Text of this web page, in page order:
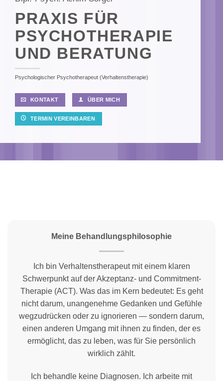
PRAXIS FÜR
PSYCHOTHERAPIE
UND BERATUNG
Psychologischer Psychotherapeut (Verhaltenstherapie)
KONTAKT ÜBER MICH
TERMIN VEREINBAREN
Meine Behandlungsphilosophie
Ich bin Verhaltenstherapeut mit einem klaren
Schwerpunkt auf der Akzeptanz- und Commitment-
Therapie (ACT). Was das im Kern bedeutet: Es geht
nicht darum, unangenehme Gedanken und Gefühle
wegzudrücken oder zu ignorieren — sondern darum,
einen anderen Umgang mit ihnen zu finden, der es
ermöglicht, das zu leben, was für Sie persönlich
wirklich zählt.
Ich behandle keine Diagnosen. Ich arbeite mit